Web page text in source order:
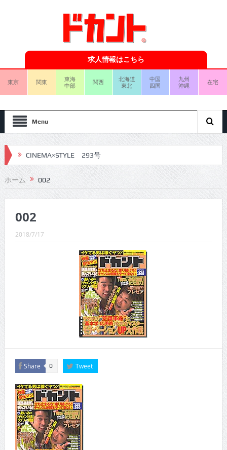
求人情報はこちら
東京 関東
東海
中部
関西
北海道
東北
中国
四国
九州
沖縄
在宅
Menu
CINEMA×STYLE 293号
CINEMA×STYLE 292号
CINEMA×STYLE 291号
CINEMA×STYLE 290号
CINEMA×STYLE 289号
CINEMA×STYLE 288号
CINEMA×STYLE 287号
CINEMA×STYLE 286号
CINEMA×STYLE 285号
CINEMA×STYLE 294号
ホーム 002
002
2018/7/17
Share 0 Tweet